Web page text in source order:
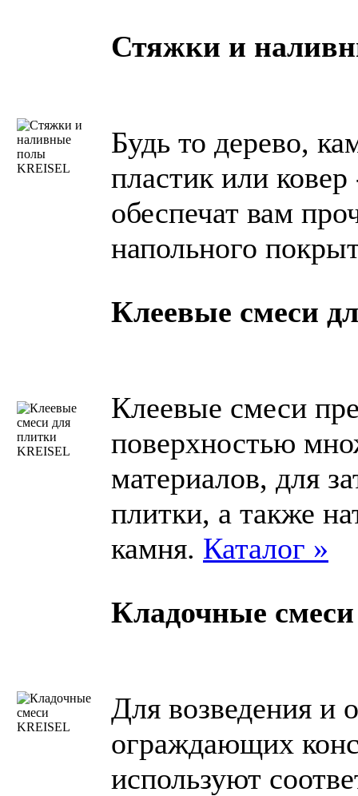
Стяжки и
Будь то дерево,
пластик или
обеспечат вам
напольного
Клеевые смеси
Клеевые смеси
поверхностью
материалов, для
плитки, а также
камня. Каталог »
Кладочные смеси
Для возведения и
ограждающих
используют